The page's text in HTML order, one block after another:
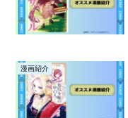
漫画紹介